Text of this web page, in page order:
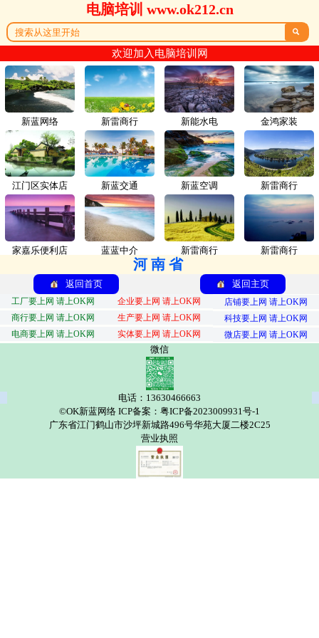
电脑培训 www.ok212.cn

欢迎加入电脑培训网
新蓝网络 新雷商行
江门区实体店 新蓝交通
家嘉乐便利店 蓝蓝中介
新能水电 金鸿家装
新蓝空调 新雷商行
新雷商行 新雷商行
河南省
返回首页 返回主页
工厂要上网 请上OK网 企业要上网 请上OK网
店铺要上网 请上OK网
商行要上网 请上OK网
生产要上网 请上OK网
科技要上网 请上OK网
电商要上网 请上OK网
实体要上网 请上OK网 微店要上网 请上OK网
微信
电话：13630466663
©OK新蓝网络 ICP备案：粤ICP备2023009931号-1
广东省江门鹤山市沙坪新城路496号华苑大厦二楼2C25
营业执照